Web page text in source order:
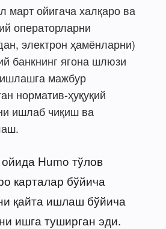
март ойигача халқаро ва
операторларни
электрон ҳамёнларни)
банкнинг ягона шлюзи
мажбур
норматив-ҳуқуқий
ишлаб чиқиш ва
Humo тўлов
карталар бўйича
қайта ишлаш бўйича
ишга туширган эди.